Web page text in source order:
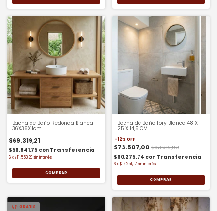
Bacha de Baño Redonda Blanca
36X36X11cm
$69.319,21
$56.841,75 con
6x$11.553,20sin interés
Bacha de Baño Tory Blanca 48 X
25 X 14,5 CM
-12%OFF
$73.507,00$83.912,90
$60.275,74 con
6 x$12.251,17 sin interés
GRATIS